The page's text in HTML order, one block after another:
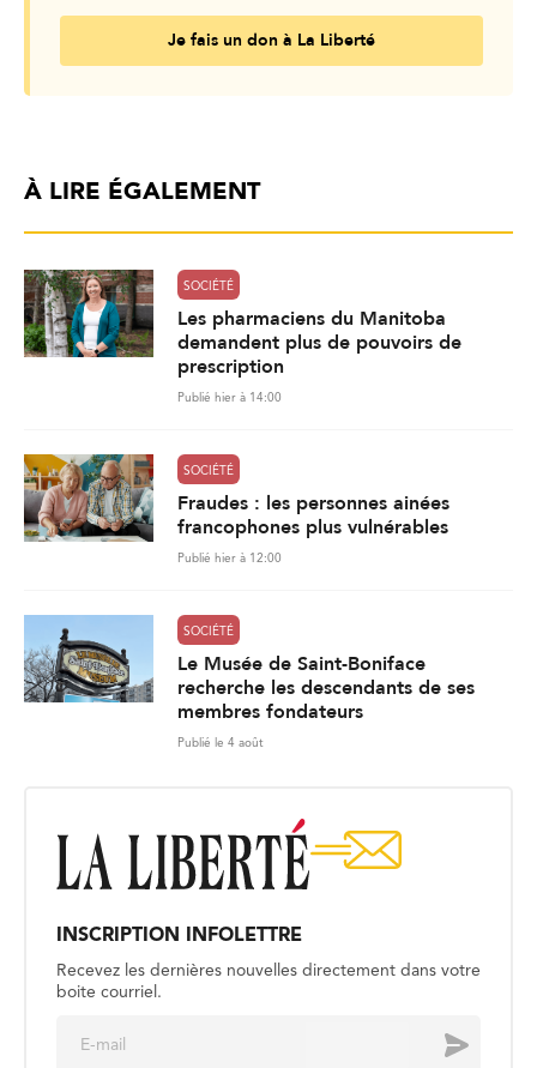
Je fais un don à La Liberté
À LIRE ÉGALEMENT
SOCIÉTÉ
Les pharmaciens du Manitoba
demandent plus de pouvoirs de
prescription
Publié hier à 14:00
SOCIÉTÉ
Fraudes : les personnes ainées
francophones plus vulnérables
Publié hier à 12:00
SOCIÉTÉ
Le Musée de Saint-Boniface
recherche les descendants de ses
membres fondateurs
Publié le 4 août
INSCRIPTION INFOLETTRE
Recevez les dernières nouvelles directement dans votre
boite courriel.
Envoyer